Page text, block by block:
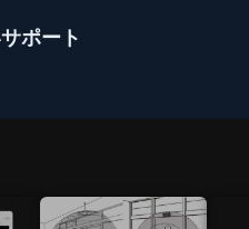
ポート